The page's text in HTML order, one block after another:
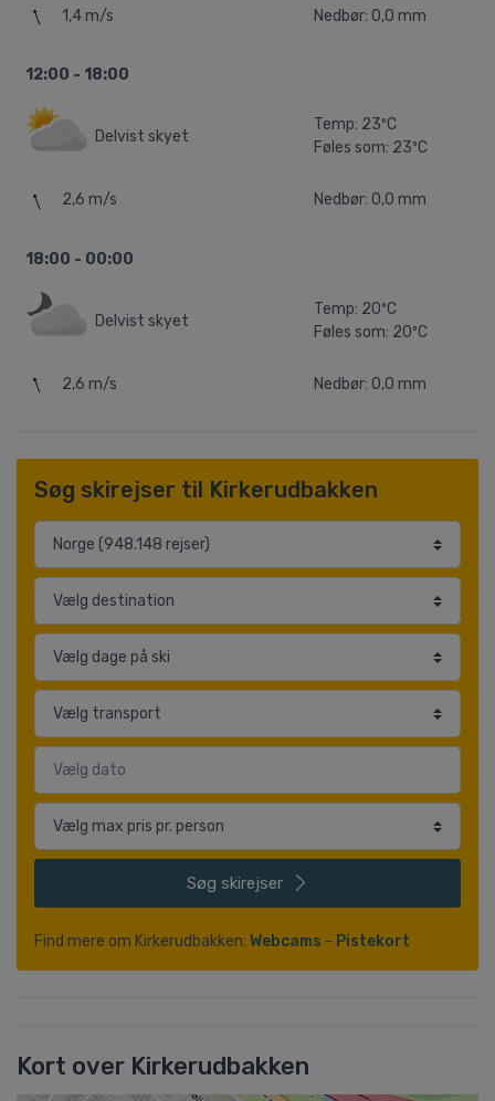
1,4 m/s Nedbør: 0,0 mm
12:00 - 18:00
Delvist skyet
Temp: 23ºC
Føles som: 23ºC
2,6 m/s Nedbør: 0,0 mm
18:00 - 00:00
Delvist skyet
Temp: 20ºC
Føles som: 20ºC
2,6 m/s Nedbør: 0,0 mm
Søg skirejser til Kirkerudbakken
Søg skirejser
Find mere om Kirkerudbakken: Webcams - Pistekort
Kort over Kirkerudbakken